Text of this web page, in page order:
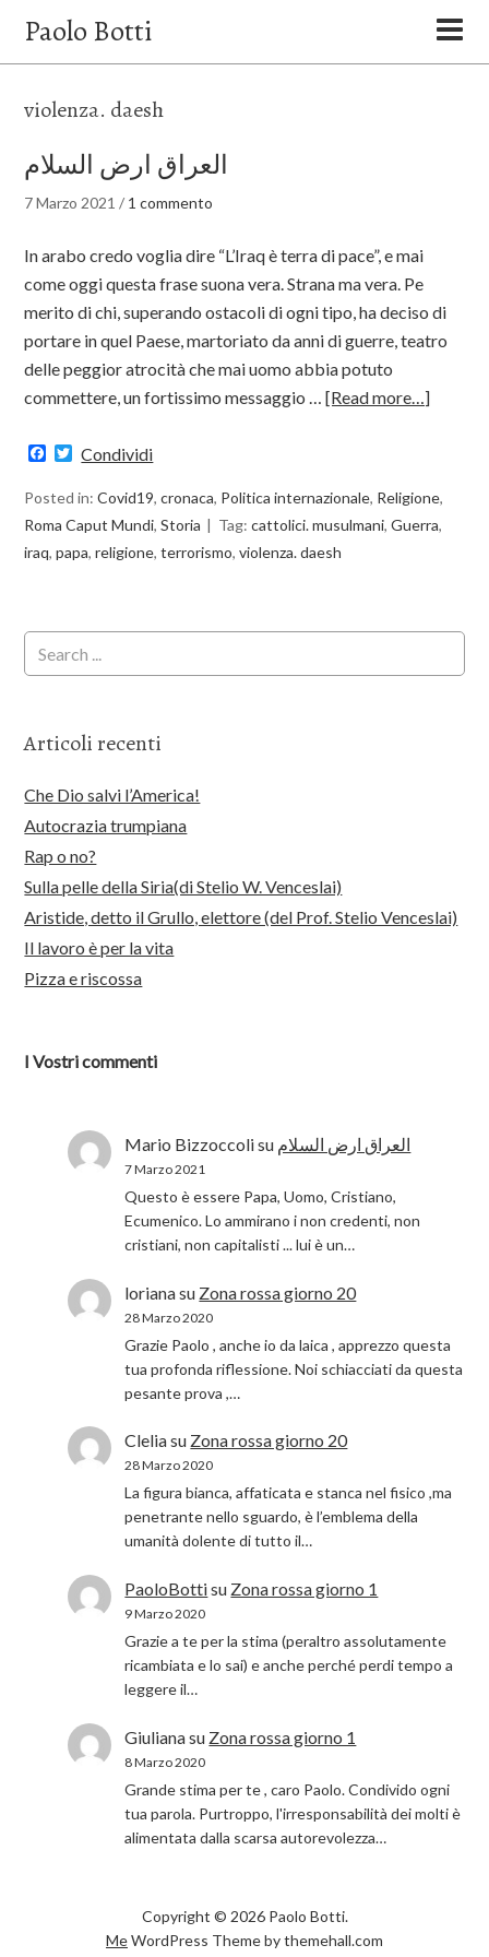
Paolo Botti
violenza. daesh
العراق ارض السلام
7 Marzo 2021 / 1 commento
In arabo credo voglia dire “L’Iraq è terra di pace”, e mai
come oggi questa frase suona vera. Strana ma vera. Pe
merito di chi, superando ostacoli di ogni tipo, ha deciso di
portare in quel Paese, martoriato da anni di guerre, teatro
delle peggior atrocità che mai uomo abbia potuto
commettere, un fortissimo messaggio …[Read more…]
Facebook
Twitter
Condividi
Posted in:Covid19,cronaca, Politica internazionale, Religione,
Roma Caput Mundi,Storia Tag:cattolici. musulmani,Guerra,
iraq,papa,religione,terrorismo,violenza. daesh
Articoli recenti
Che Dio salvi l’America!
Autocrazia trumpiana
Rap o no?
Sulla pelle della Siria(di Stelio W. Venceslai)
Aristide, detto il Grullo, elettore (del Prof. Stelio Venceslai)
Il lavoro è per la vita
Pizza e riscossa
I Vostri commenti
Mario Bizzoccolisu العراق ارض السلام
7 Marzo 2021
Questo è essere Papa, Uomo, Cristiano,
Ecumenico. Lo ammirano i non credenti, non
cristiani, non capitalisti ... lui è un…
lorianasu Zona rossa giorno 20
28 Marzo 2020
Grazie Paolo , anche io da laica , apprezzo questa
tua profonda riflessione. Noi schiacciati da questa
pesante prova ,…
Cleliasu Zona rossa giorno 20
28 Marzo 2020
La figura bianca, affaticata e stanca nel fisico ,ma
penetrante nello sguardo, è l’emblema della
umanità dolente di tutto il…
PaoloBottisu Zona rossa giorno 1
9 Marzo 2020
Grazie a te per la stima (peraltro assolutamente
ricambiata e lo sai) e anche perché perdi tempo a
leggere il…
Giulianasu Zona rossa giorno 1
8 Marzo 2020
Grande stima per te , caro Paolo. Condivido ogni
tua parola. Purtroppo, l'irresponsabilità dei molti è
alimentata dalla scarsa autorevolezza…
Copyright © 2026 Paolo Botti.
MeWordPress Theme by themehall.com